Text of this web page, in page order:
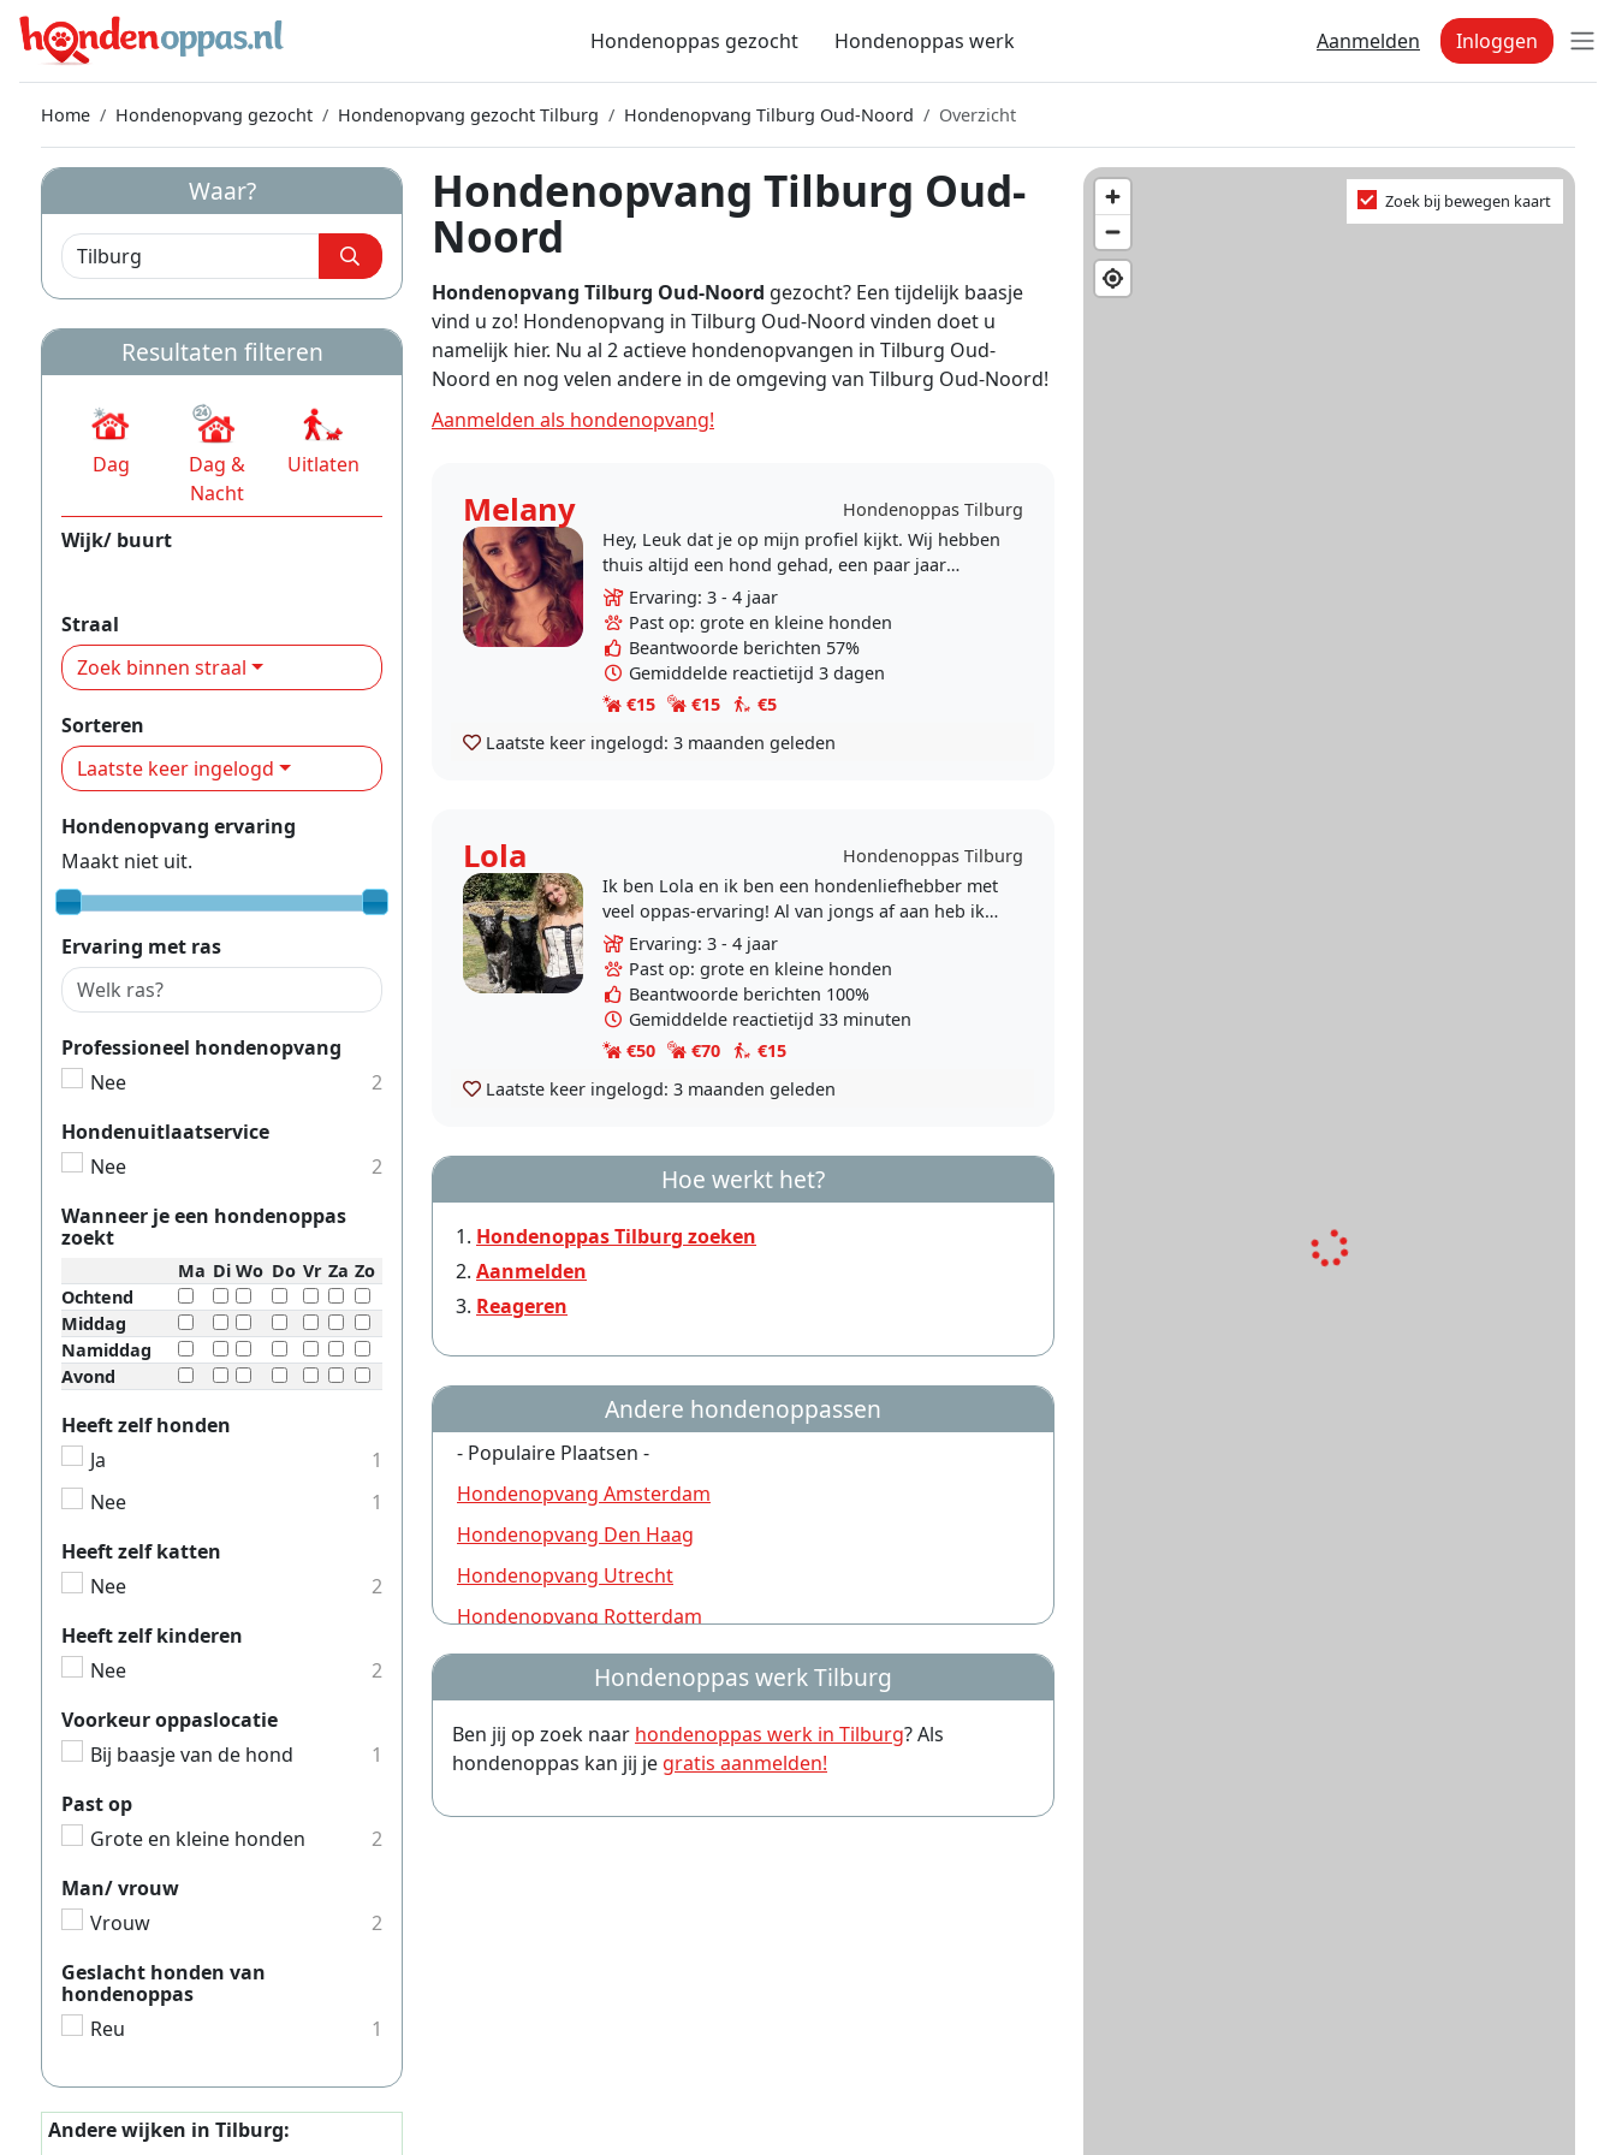
Hondenoppas gezocht Hondenoppas werk Aanmelden Inloggen
Home Hondenopvang gezocht Hondenopvang gezocht Tilburg Hondenopvang Tilburg Oud-Noord Overzicht
Hondenopvang Tilburg Oud-
Noord
Hondenopvang Tilburg Oud-Noord gezocht? Een tijdelijk baasje
vind u zo! Hondenopvang in Tilburg Oud-Noord vinden doet u
namelijk hier. Nu al 2 actieve hondenopvangen in Tilburg Oud-
Noord en nog velen andere in de omgeving van Tilburg Oud-Noord!
Aanmelden als hondenopvang!
Melany
Hondenoppas Tilburg
Hey, Leuk dat je op mijn profiel kijkt. Wij hebben
thuis altijd een hond gehad, een paar jaar
geleden overleed onze hondje en sindsdien ben
ik..
Ervaring: 3 - 4 jaar
Past op: grote en kleine honden
Beantwoorde berichten 57%
Gemiddelde reactietijd 3 dagen
€15
€15
€5
Laatste keer ingelogd: 3 maanden geleden
Lola
Hondenoppas Tilburg
Ik ben Lola en ik ben een hondenliefhebber met
veel oppas-ervaring! Al van jongs af aan heb ik
met honden geleefd. Daarnaast is het trainen
van..
Ervaring: 3 - 4 jaar
Past op: grote en kleine honden
Beantwoorde berichten 100%
Gemiddelde reactietijd 33 minuten
€50
€70
€15
Laatste keer ingelogd: 3 maanden geleden
Hoe werkt het?
Hondenoppas Tilburg zoeken
Aanmelden
Reageren
Andere hondenoppassen
- Populaire Plaatsen -
Hondenopvang Amsterdam
Hondenopvang Den Haag
Hondenopvang Utrecht
Hondenopvang Rotterdam
Hondenopvang Nijmegen
Hondenopvang Groningen
Hondenopvang Almere
Hondenopvang Amersfoort
Hondenopvang Arnhem
Hondenoppas werk Tilburg
Ben jij op zoek naar hondenoppas werk in Tilburg? Als
hondenoppas kan jij je gratis aanmelden!
Zoek bij bewegen kaart
Waar?
Resultaten filteren
Dag
Dag &
Nacht
Uitlaten
Wijk/ buurt
Straal
Zoek binnen straal
Sorteren
Laatste keer ingelogd
Hondenopvang ervaring
Maakt niet uit.
Ervaring met ras
Professioneel hondenopvang
Nee
2
Hondenuitlaatservice
Nee
2
Wanneer je een hondenoppas
zoekt
Ma Di Wo Do Vr Za Zo
Ochtend
Middag
Namiddag
Avond
Heeft zelf honden
Ja
1
Nee
1
Heeft zelf katten
Nee
2
Heeft zelf kinderen
Nee
2
Voorkeur oppaslocatie
Bij baasje van de hond
1
Past op
Grote en kleine honden
2
Man/ vrouw
Vrouw
2
Geslacht honden van
hondenoppas
Reu
1
Andere wijken in Tilburg: